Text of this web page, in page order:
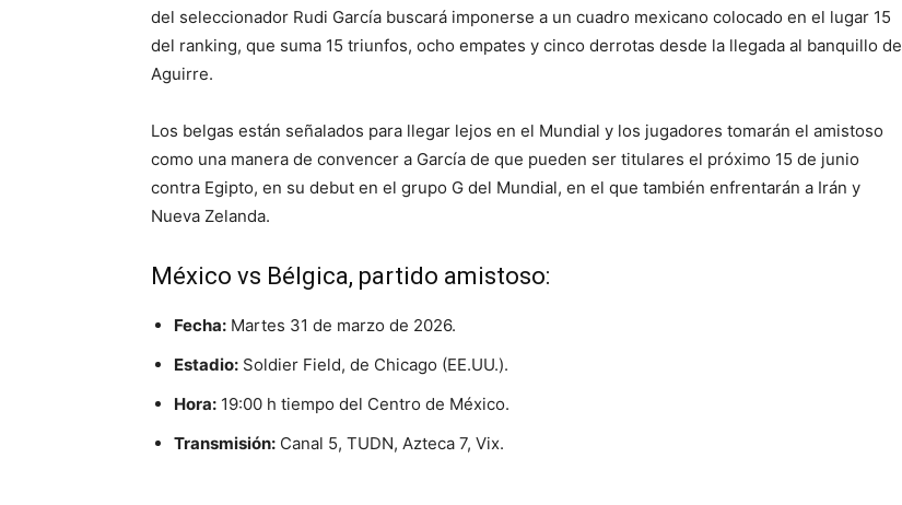
del seleccionador Rudi García buscará imponerse a un cuadro mexicano colocado en el lugar 15
del ranking, que suma 15 triunfos, ocho empates y cinco derrotas desde la llegada al banquillo de
Aguirre.
Los belgas están señalados para llegar lejos en el Mundial y los jugadores tomarán el amistoso
como una manera de convencer a García de que pueden ser titulares el próximo 15 de junio
contra Egipto, en su debut en el grupo G del Mundial, en el que también enfrentarán a Irán y
Nueva Zelanda.
México vs Bélgica, partido amistoso:
Fecha: Martes 31 de marzo de 2026.
Estadio: Soldier Field, de Chicago (EE.UU.).
Hora: 19:00 h tiempo del Centro de México.
Transmisión: Canal 5, TUDN, Azteca 7, Vix.